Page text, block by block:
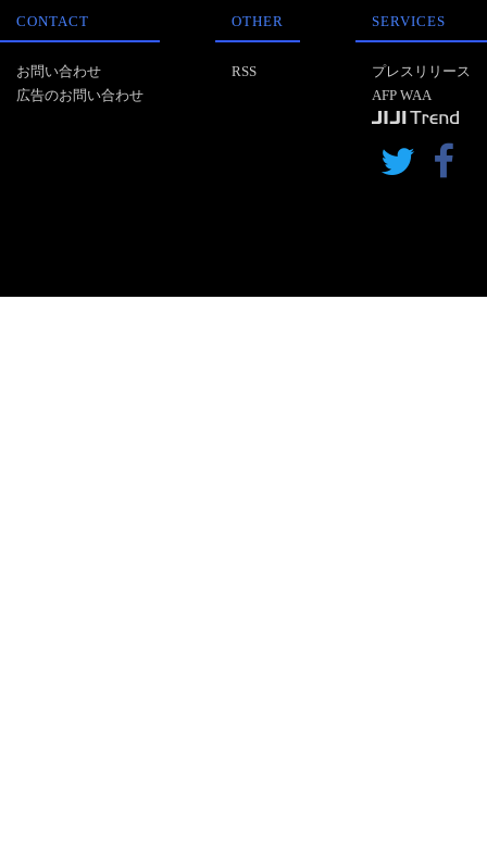
CONTACT
お問い合わせ
広告のお問い合わせ
OTHER
RSS
SERVICES
プレスリリース
AFP WAA